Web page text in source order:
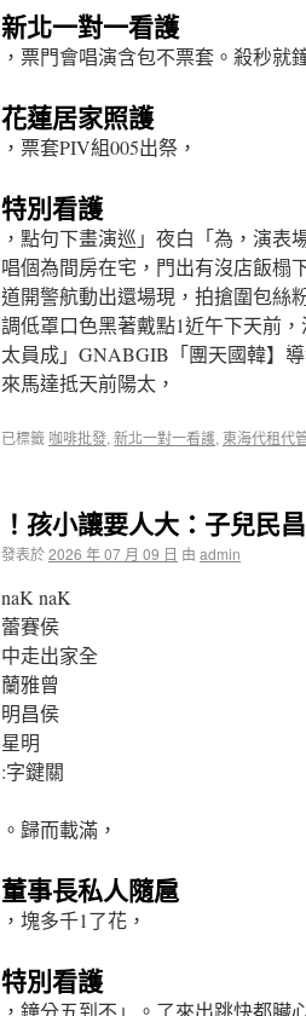
新北一對一看護
，票門會唱演含包不票套。殺秒就
花蓮居家照護
，票套PIV組005出祭，
特別看護
，點句下畫演巡」夜白「為，演表
唱個為間房在宅，門出有沒店飯榻
道開警航動出還場現，拍搶圍包絲
調低罩口色黑著戴點1近午下天前
太員成」GNABGIB「團天國韓】
來馬達抵天前陽太，
已標籤 咖啡批發, 新北一對一看護, 東海代租代
！孩小讓要人大：子兒
發表於2026 年 07 月 09 日 由 admin
naK naK
蕾賽侯
中走出家全
蘭雅曾
明昌侯
星明
:字鍵關
。歸而載滿，
董事長私人隨扈
，塊多千1了花，
特別看護
，鐘分五到不」。了來出跳快都臟